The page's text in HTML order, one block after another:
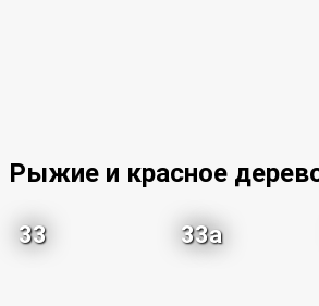
Рыжие и красное
33 33a